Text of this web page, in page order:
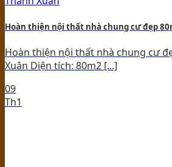
Hoàn thiện nội thất nhà chung cư đẹp
Hoàn thiện nội thất nhà chung cư
Xuân Diện tích: 80m2 [...]
09
Th1